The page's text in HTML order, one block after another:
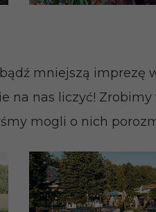
mniejszą imprezę
na nas liczyć!
mogli o nich